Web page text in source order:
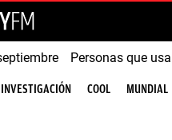
Personas que
INVESTIGACIÓN COOL MUNDIAL